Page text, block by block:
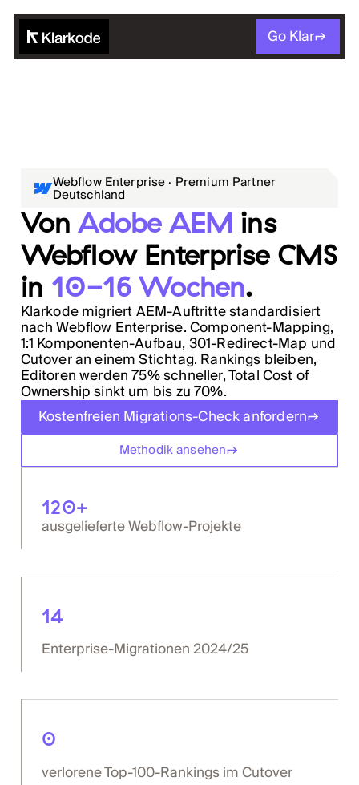
Go Klar
Webflow Enterprise · Premium Partner
Deutschland
VonAdobe AEM ins
Webflow Enterprise CMS
in 10-16 Wochen.
Klarkode migriert AEM-Auftritte standardisiert
nach Webflow Enterprise. Component-Mapping,
1:1 Komponenten-Aufbau, 301-Redirect-Map und
Cutover an einem Stichtag. Rankings bleiben,
Editoren werden 75% schneller, Total Cost of
Ownership sinkt um bis zu 70%.
Kostenfreien Migrations-Check anfordern
Methodik ansehen
120+
ausgelieferte Webflow-Projekte
14
Enterprise-Migrationen 2024/25
0
verlorene Top-100-Rankings im Cutover